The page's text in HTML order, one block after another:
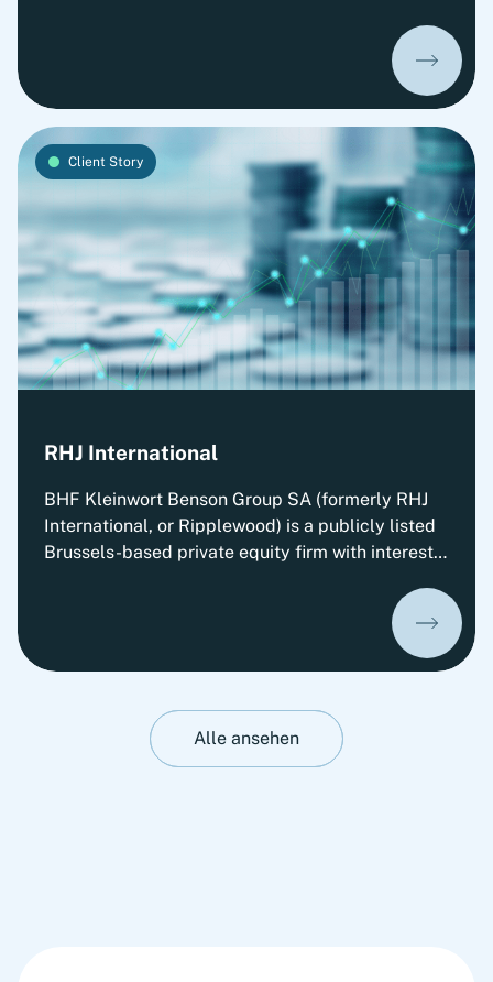
portfolio company WERU Group, the market-
leading manufacturer of high-quality windows
Client Story
RHJ International
BHF Kleinwort Benson Group SA (formerly RHJ
International, or Ripplewood) is a publicly listed
Brussels-based private equity firm with interests
British Kleinwort Bensons. In 2011, investment
group RHJ International (RHJI), listed on the
stock exchange in Belgium, took the decision to
To implement this strategy, RHJI was looking to
acquire a suitable bank. We were commissioned
by RHJI to search for a suitable acquisition and
Alle ansehen